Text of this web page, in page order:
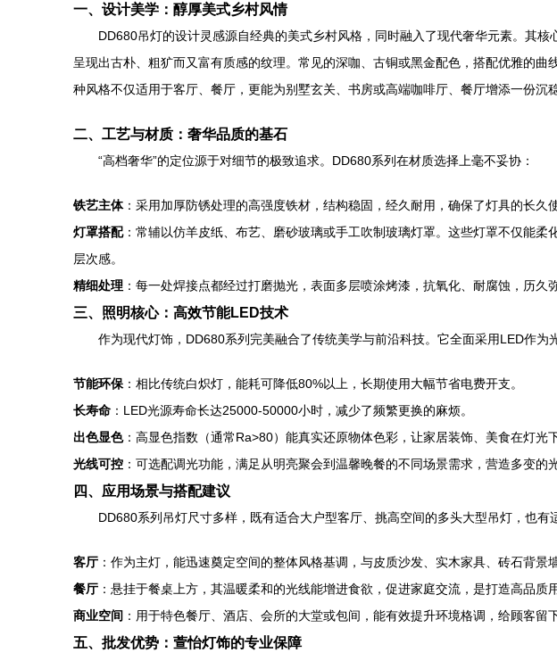
一、设计美学：醇厚美式乡村风情
DD680吊灯的设计灵感源自经典的美式乡村风格，同时融入了现代奢华元素。其
呈现出古朴、粗犷而又富有质感的纹理。常见的深咖、古铜或黑金配色，搭配优雅的
种风格不仅适用于客厅、餐厅，更能为别墅玄关、书房或高端咖啡厅、餐厅增添一份沉
二、工艺与材质：奢华品质的基石
“高档奢华”的定位源于对细节的极致追求。DD680系列在材质选择上毫不妥协：
铁艺主体：采用加厚防锈处理的高强度铁材，结构稳固，经久耐用，确保了灯具的长久
灯罩搭配：常辅以仿羊皮纸、布艺、磨砂玻璃或手工吹制玻璃灯罩。这些灯罩不仅能
层次感。
精细处理 ：每一处焊接点都经过打磨抛光，表面多层喷涂烤漆，抗氧化、耐腐蚀，历久弥
三、照明核心：高效节能LED技术
作为现代灯饰，DD680系列完美融合了传统美学与前沿科技。它全面采用LED作为
节能环保 ：相比传统白炽灯，能耗可降低80%以上，长期使用大幅节省电费开支。
长寿命 ：LED光源寿命长达25000-50000小时，减少了频繁更换的麻烦。
出色显色：高显色指数（通常Ra>80）能真实还原物体色彩，让家居装饰、美食在灯光
光线可控 ：可选配调光功能，满足从明亮聚会到温馨晚餐的不同场景需求，营造多变的
四、应用场景与搭配建议
DD680系列吊灯尺寸多样，既有适合大户型客厅、挑高空间的多头大型吊灯，也有
客厅 ：作为主灯，能迅速奠定空间的整体风格基调，与皮质沙发、实木家具、砖石背景
餐厅 ：悬挂于餐桌上方，其温暖柔和的光线能增进食欲，促进家庭交流，是打造高品质
商业空间 ：用于特色餐厅、酒店、会所的大堂或包间，能有效提升环境格调，给顾客留
五、批发优势：萱怡灯饰的专业保障